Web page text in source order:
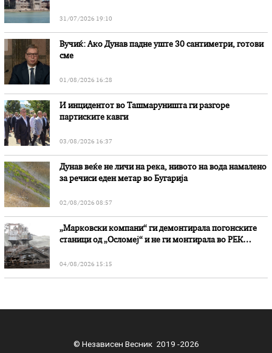
31/07/2026 19:10
Вучиќ: Ако Дунав падне уште 30 сантиметри, готови
сме
01/08/2026 16:28
И инцидентот во Ташмаруништa ги разгоре
партиските кавги
03/08/2026 16:37
Дунав веќе не личи на река, нивото на вода намалено
за речиси еден метар во Бугарија
02/08/2026 08:57
„Марковски компани“ ги демонтирала погонските
станици од „Осломеј“ и не ги монтирала во РЕК
04/08/2026 15:15
© Независен Весник 2019 -2026